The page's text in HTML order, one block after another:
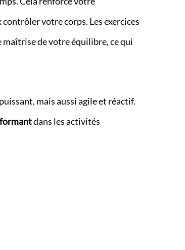
votre corps. Les exercices
maîtrise de votre équilibre, ce qui
mais aussi agile et réactif.
dans les activités